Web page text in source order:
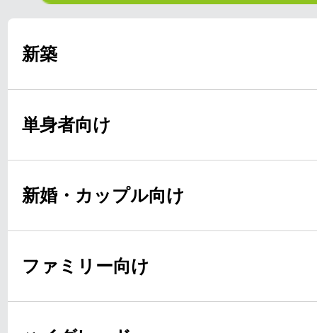
新築
単身者向け
新婚・カップル向け
ファミリー向け